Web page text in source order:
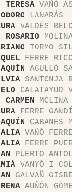
VAÑÓ
LANARÁS
VALDÉS
TORMO
FERRE
AGULLÓ
SANTONJA
CALATAYUD
MOLINA
FERRE
CABANES
VAÑÓ
FERRE
PUERTO
VANYÓ I
GALVAÑ
AUÑÓN